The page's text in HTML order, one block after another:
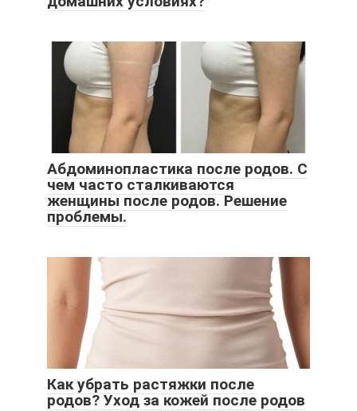
Абдоминопластика после родов. С
чем часто сталкиваются
женщины после родов. Решение
проблемы.
Как убрать растяжки после
родов? Уход за кожей после родов